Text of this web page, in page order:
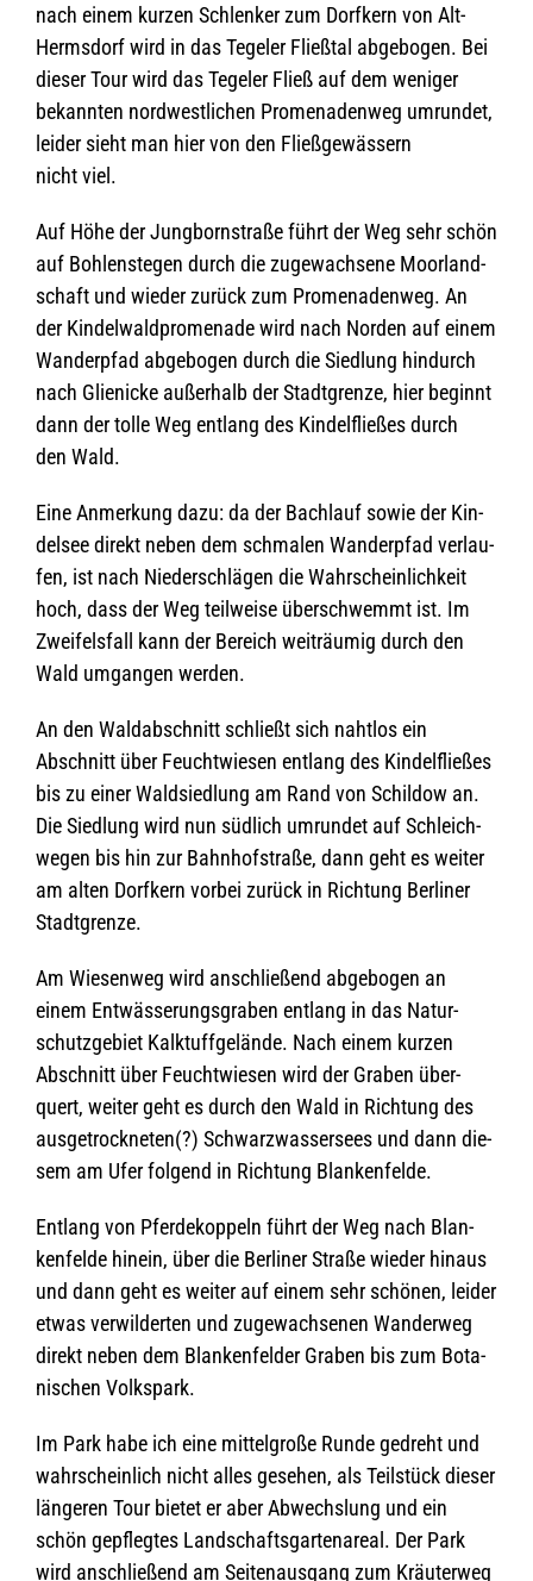
nach einem kur­zen Schlen­ker zum Dorf­kern von Alt-
Herms­dorf wird in das Tege­ler Fließ­tal abge­bo­gen. Bei
die­ser Tour wird das Tege­ler Fließ auf dem weni­ger
bekann­ten nord­west­li­chen Pro­me­na­den­weg umrun­det,
lei­der sieht man hier von den Fließ­ge­wäs­sern
nicht viel.
Auf Höhe der Jung­born­straße führt der Weg sehr schön
auf Boh­len­ste­gen durch die zuge­wach­sene Moor­land­
schaft und wie­der zurück zum Pro­me­na­den­weg. An
der Kin­del­wald­pro­me­nade wird nach Nor­den auf einem
Wan­der­pfad abge­bo­gen durch die Sied­lung hin­durch
nach Glie­ni­cke außer­halb der Stadt­grenze, hier beginnt
dann der tolle Weg ent­lang des Kin­del­flie­ßes durch
den Wald.
Eine Anmer­kung dazu: da der Bach­lauf sowie der Kin­
del­see direkt neben dem schma­len Wan­der­pfad ver­lau­
fen, ist nach Nie­der­schlä­gen die Wahr­schein­lich­keit
hoch, dass der Weg teil­weise über­schwemmt ist. Im
Zwei­fels­fall kann der Bereich weit­räu­mig durch den
Wald umgan­gen werden.
An den Wald­ab­schnitt schließt sich naht­los ein
Abschnitt über Feucht­wie­sen ent­lang des Kin­del­flie­ßes
bis zu einer Wald­sied­lung am Rand von Schil­dow an.
Die Sied­lung wird nun süd­lich umrun­det auf Schleich­
we­gen bis hin zur Bahn­hof­straße, dann geht es wei­ter
am alten Dorf­kern vor­bei zurück in Rich­tung Ber­li­ner
Stadtgrenze.
Am Wie­sen­weg wird anschlie­ßend abge­bo­gen an
einem Ent­wäs­se­rungs­gra­ben ent­lang in das Natur­
schutz­ge­biet Kalk­tuff­ge­lände. Nach einem kur­zen
Abschnitt über Feucht­wie­sen wird der Gra­ben über­
quert, wei­ter geht es durch den Wald in Rich­tung des
aus­ge­trock­ne­ten(?) Schwarz­was­ser­sees und dann die­
sem am Ufer fol­gend in Rich­tung Blankenfelde.
Ent­lang von Pfer­de­kop­peln führt der Weg nach Blan­
ken­felde hin­ein, über die Ber­li­ner Straße wie­der hin­aus
und dann geht es wei­ter auf einem sehr schö­nen, lei­der
etwas ver­wil­der­ten und zuge­wach­se­nen Wan­der­weg
direkt neben dem Blan­ken­fel­der Gra­ben bis zum Bota­
ni­schen Volkspark.
Im Park habe ich eine mit­tel­große Runde gedreht und
wahr­schein­lich nicht alles gese­hen, als Teil­stück die­ser
län­ge­ren Tour bie­tet er aber Abwechs­lung und ein
schön gepfleg­tes Land­schafts­gar­ten­areal. Der Park
wird anschlie­ßend am Sei­ten­aus­gang zum Kräu­ter­weg